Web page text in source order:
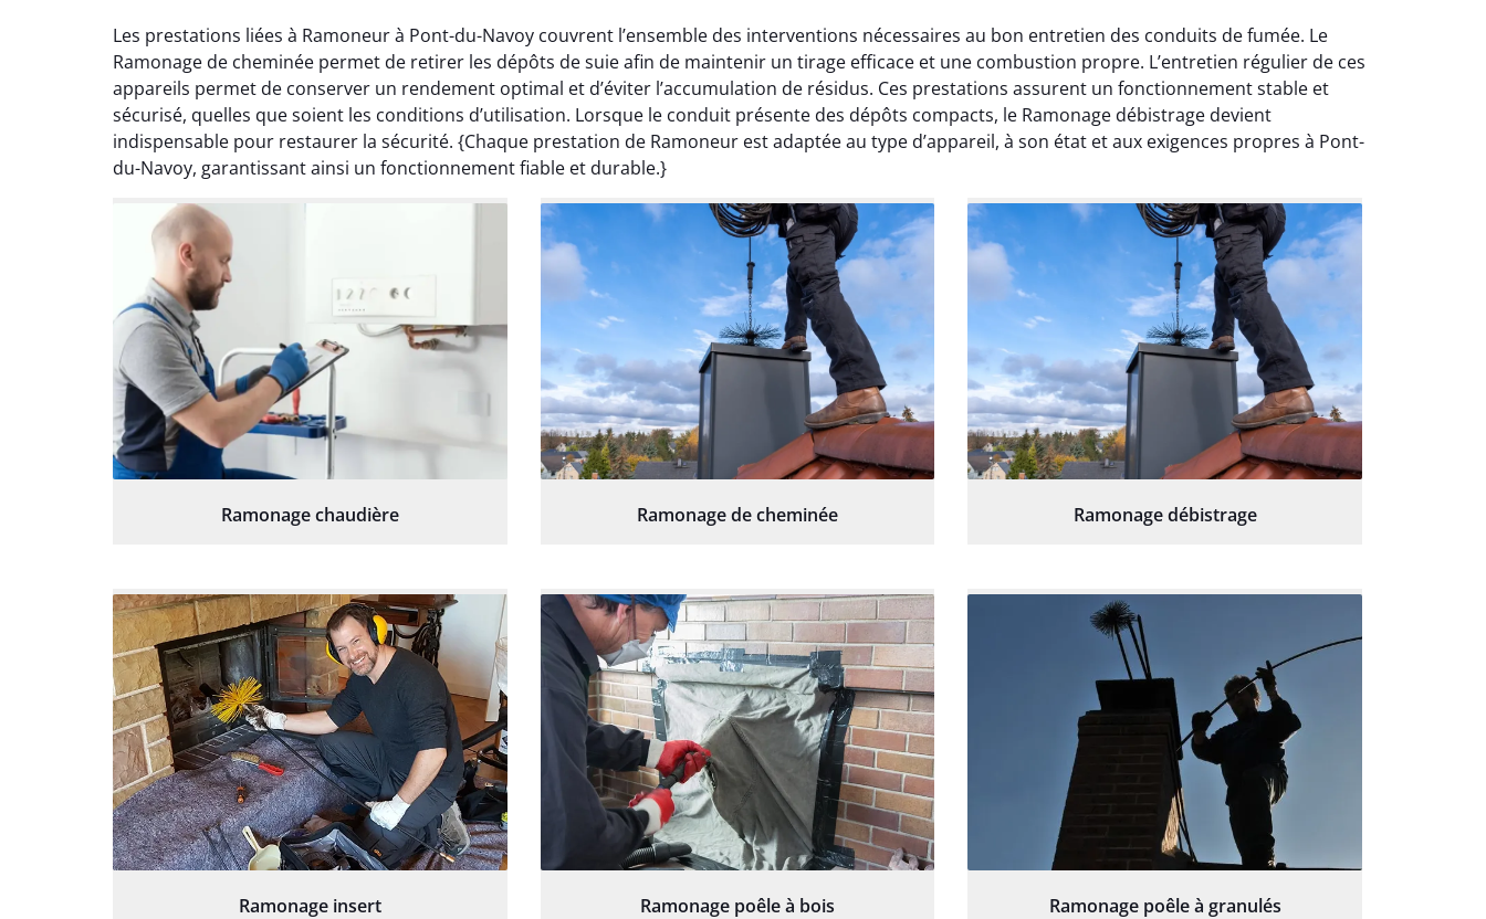
Les prestations liées à Ramoneur à Pont-du-Navoy couvrent l’ensemble des interventions nécessaires au bon entretien des conduits de fumée. Le
Ramonage de cheminée permet de retirer les dépôts de suie afin de maintenir un tirage efficace et une combustion propre. L’entretien régulier de ces
appareils permet de conserver un rendement optimal et d’éviter l’accumulation de résidus. Ces prestations assurent un fonctionnement stable et
sécurisé, quelles que soient les conditions d’utilisation. Lorsque le conduit présente des dépôts compacts, le Ramonage débistrage devient
indispensable pour restaurer la sécurité. {Chaque prestation de Ramoneur est adaptée au type d’appareil, à son état et aux exigences propres à Pont-
du-Navoy, garantissant ainsi un fonctionnement fiable et durable.}
Ramonage chaudière Ramonage de cheminée Ramonage débistrage
Ramonage insert Ramonage poêle à bois Ramonage poêle à granulés